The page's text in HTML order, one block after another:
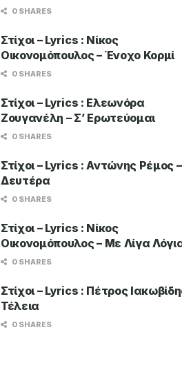
0 SHARES
Στίχοι – Lyrics : Νίκος
Οικονομόπουλος – Ένοχο Κορμί
0 SHARES
Στίχοι – Lyrics : Ελεωνόρα
Ζουγανέλη – Σ’ Ερωτεύομαι
0 SHARES
Στίχοι – Lyrics : Αντώνης Ρέμος –
Δευτέρα
0 SHARES
Στίχοι – Lyrics : Νίκος
Οικονομόπουλος – Με Λίγα
0 SHARES
Στίχοι – Lyrics : Πέτρος
Τέλεια
0 SHARES